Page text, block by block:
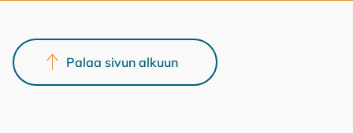
Palaa sivun alkuun